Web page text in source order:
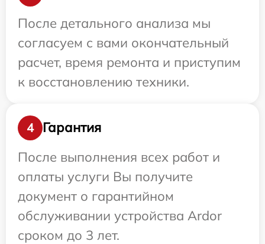
После детального анализа мы
согласуем с вами окончательный
расчет, время ремонта и приступим
к восстановлению техники.
4
Гарантия
После выполнения всех работ и
оплаты услуги Вы получите
документ о гарантийном
обслуживании устройства Ardor
сроком до 3 лет.